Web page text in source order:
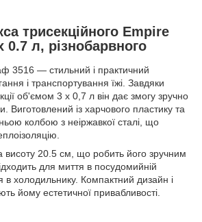
трисекційного Empire
0.7 л, різнобарвного
3516 — стильний і практичний
і транспортування їжі. Завдяки
об'ємом 3 х 0,7 л він дає змогу зручно
Виготовлений із харчового пластику та
колбою з неіржавкої сталі, що
висоту 20.5 см, що робить його зручним
для миття в посудомийній
в холодильнику. Компактний дизайн і
йому естетичної привабливості.